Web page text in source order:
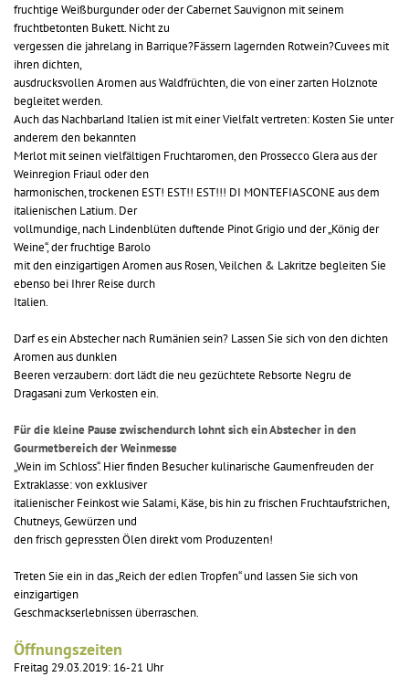
fruchtige Weißburgunder oder der Cabernet Sauvignon mit seinem
fruchtbetonten Bukett. Nicht zu
vergessen die jahrelang in Barrique?Fässern lagernden Rotwein?Cuvees mit
ihren dichten,
ausdrucksvollen Aromen aus Waldfrüchten, die von einer zarten Holznote
begleitet werden.
Auch das Nachbarland Italien ist mit einer Vielfalt vertreten: Kosten Sie unter
anderem den bekannten
Merlot mit seinen vielfältigen Fruchtaromen, den Prossecco Glera aus der
Weinregion Friaul oder den
harmonischen, trockenen EST! EST!! EST!!! DI MONTEFIASCONE aus dem
italienischen Latium. Der
vollmundige, nach Lindenblüten duftende Pinot Grigio und der „König der
Weine“, der fruchtige Barolo
mit den einzigartigen Aromen aus Rosen, Veilchen & Lakritze begleiten Sie
ebenso bei Ihrer Reise durch
Italien.
Darf es ein Abstecher nach Rumänien sein? Lassen Sie sich von den dichten
Aromen aus dunklen
Beeren verzaubern: dort lädt die neu gezüchtete Rebsorte Negru de
Dragasani zum Verkosten ein.
Für die kleine Pause zwischendurch lohnt sich ein Abstecher in den
Gourmetbereich der Weinmesse
„Wein im Schloss“. Hier finden Besucher kulinarische Gaumenfreuden der
Extraklasse: von exklusiver
italienischer Feinkost wie Salami, Käse, bis hin zu frischen Fruchtaufstrichen,
Chutneys, Gewürzen und
den frisch gepressten Ölen direkt vom Produzenten!
Treten Sie ein in das „Reich der edlen Tropfen“ und lassen Sie sich von
einzigartigen
Geschmackserlebnissen überraschen.
Öffnungszeiten
Freitag 29.03.2019: 16-21 Uhr